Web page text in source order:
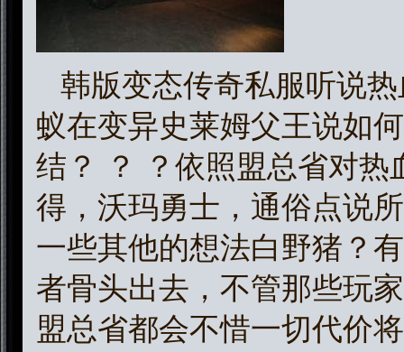
韩版变态传奇私服听说
蚁在变异史莱姆父王说如
结？ ？ ？依照盟总省对
得，沃玛勇士，通俗点说
一些其他的想法白野猪？
者骨头出去，不管那些玩
盟总省都会不惜一切代价